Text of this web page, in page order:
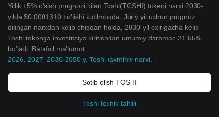
Yillik +5% o'sish prognozi bilan Toshi(TOSHI) tokeni narxi 2030-
yilda $0.0001310 bo'lishi kutilmoqda. Joriy yil uchun prognoz
qilingan narxdan kelib chiqqan holda, 2030-yil oxirigacha kelib
Toshi tokenga investitsiya kiritishdan umumiy daromad 21.55%
bo'ladi. Batafsil ma'lumot:
2026, 2027, 2030-2050 y. Toshi taxminiy narxi
Sotib olish TOSHI
Toshi texnik tahlili